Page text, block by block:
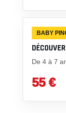
BABY
De 4 à 7
55 €